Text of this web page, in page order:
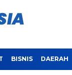
BISNIS DAERAH